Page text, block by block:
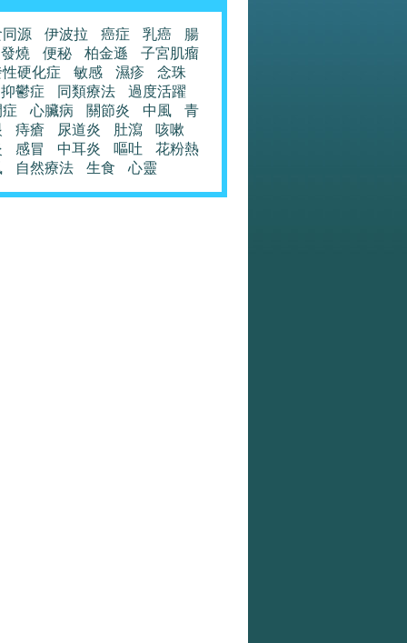
源 伊波拉 癌症 乳癌
腸
發燒
便秘 柏金遜
子宮肌瘤
硬化症
敏感 濕疹
念珠
抑鬱症
同類療法
過度活躍
心臟病 關節炎 中風
青
痔瘡 尿道炎 肚瀉
咳嗽
感冒 中耳炎 嘔吐
花粉熱
自然療法 生食 心靈